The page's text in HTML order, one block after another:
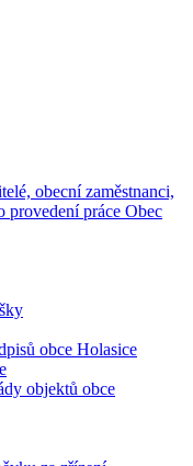
obecní zaměstnanci,
provedení práce Obec
obce Holasice
objektů obce